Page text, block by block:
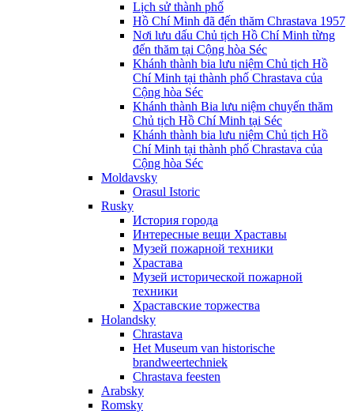
Lịch sử thành phố
Hồ Chí Minh đã đến thăm Chrastava 1957
Nơi lưu dấu Chủ tịch Hồ Chí Minh từng
đến thăm tại Cộng hòa Séc
Khánh thành bia lưu niệm Chủ tịch Hồ
Chí Minh tại thành phố Chrastava của
Cộng hòa Séc
Khánh thành Bia lưu niệm chuyến thăm
Chủ tịch Hồ Chí Minh tại Séc
Khánh thành bia lưu niệm Chủ tịch Hồ
Chí Minh tại thành phố Chrastava của
Cộng hòa Séc
Moldavsky
Orasul Istoric
Rusky
История города
Интересные вещи Храставы
Музей пожарной техники
Храстава
Музей исторической пожарной
техники
Храставские торжества
Holandsky
Chrastava
Het Museum van historische
brandweertechniek
Chrastava feesten
Arabsky
Romsky